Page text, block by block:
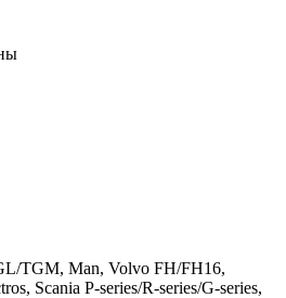
TGM, Man, Volvo FH/FH16,
Scania P-series/R-series/G-series,